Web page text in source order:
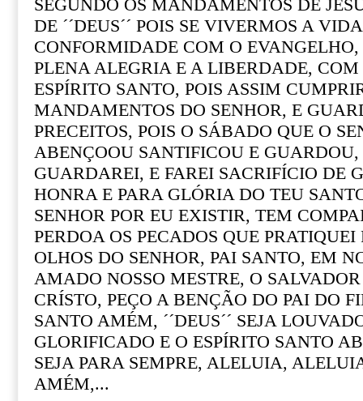
SEGUNDO OS MANDAMENTOS DE
DE ´´DEUS´´ POIS SE VIVERMOS A
CONFORMIDADE COM O
PLENA ALEGRIA E A LIBERDADE,
ESPÍRITO SANTO, POIS ASSIM
MANDAMENTOS DO SENHOR, E
PRECEITOS, POIS O SÁBADO QUE O
ABENÇOOU SANTIFICOU E
GUARDAREI, E FAREI SACRIFÍCIO DE
HONRA E PARA GLÓRIA DO TEU
SENHOR POR EU EXISTIR, TEM
PERDOA OS PECADOS QUE PRATIQUEI
OLHOS DO SENHOR, PAI SANTO, EM
AMADO NOSSO MESTRE, O SALVADOR
CRÍSTO, PEÇO A BENÇÃO DO PAI DO
SANTO AMÉM, ´´DEUS´´ SEJA
GLORIFICADO E O ESPÍRITO SANTO
SEJA PARA SEMPRE, ALELUIA,
AMÉM,...